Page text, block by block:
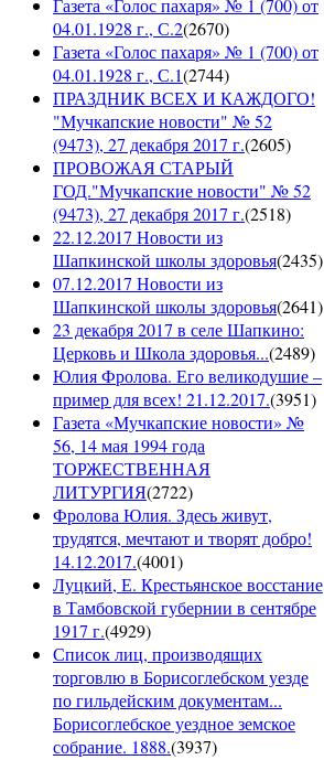
Газета «Голос пахаря» № 1 (700) от
04.01.1928 г., С.2(2670)
Газета «Голос пахаря» № 1 (700) от
04.01.1928 г., С.1(2744)
ПРАЗДНИК ВСЕХ И КАЖДОГО!
"Мучкапские новости" № 52
(9473), 27 декабря 2017 г.(2605)
ПРОВОЖАЯ СТАРЫЙ
ГОД."Мучкапские новости" № 52
(9473), 27 декабря 2017 г.(2518)
22.12.2017 Новости из
Шапкинской школы здоровья(2435)
07.12.2017 Новости из
Шапкинской школы здоровья(2641)
23 декабря 2017 в селе Шапкино:
Церковь и Школа здоровья...(2489)
Юлия Фролова. Его великодушие –
пример для всех! 21.12.2017.(3951)
Газета «Мучкапские новости» №
56, 14 мая 1994 года
ТОРЖЕСТВЕННАЯ
ЛИТУРГИЯ(2722)
Фролова Юлия. Здесь живут,
трудятся, мечтают и творят добро!
14.12.2017.(4001)
Луцкий, Е. Крестьянское восстание
в Тамбовской губернии в сентябре
1917 г.(4929)
Список лиц, производящих
торговлю в Борисоглебском уезде
по гильдейским документам...
Борисоглебское уездное земское
собрание. 1888.(3937)